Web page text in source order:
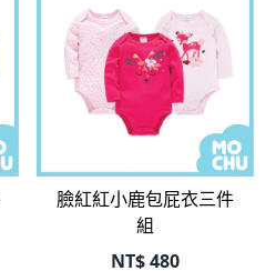
臉紅紅小鹿包屁衣三件
組
NT$480